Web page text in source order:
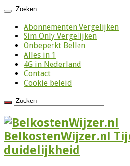
Abonnementen Vergelijken
Sim Only Vergelijken
Onbeperkt Bellen
Alles in 1
4G in Nederland
Contact
Cookie beleid
BelkostenWijzer.nl
duidelijkheid